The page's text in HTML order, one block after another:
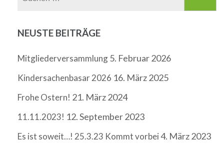
NEUSTE BEITRÄGE
Mitgliederversammlung5. Februar 2026
Kindersachenbasar 2026 16. März 2025
Frohe Ostern! 21. März 2024
11.11.2023! 12. September 2023
Es ist soweit…! 25.3.23 Kommt vorbei4. März 2023